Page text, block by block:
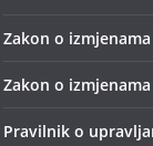
Zakon o
Zakon o
Pravilnik o